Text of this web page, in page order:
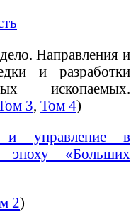
Направления и
и разработки
ископаемых.
3, Том 4)
и управление в
эпоху «Больших
2)